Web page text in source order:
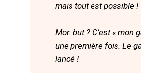
mais tout est possible !
Mon but ? C’est « mon
une première fois. Le
lancé !